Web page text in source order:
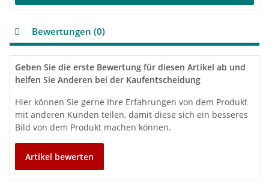
Permanentmagnetmotortechnologie
Kataphoresebeschichtung für höchste
Korrosionsbeständigkeit und Langlebigkeit
AutoAdapt-Funktion findet die optimale
Einstellung durch selbstadaptierende Kennlinie
Weitere Regelungs-/Einstellungsarten:
Konstantdruckregelung, 3 feste Drehzahlen
Erfüllt die Anforderungen der EnEV Paragraph 14
Absatz 3
Automatische Nachtabsenkung zur weiteren
Energieeinsparung
Integriertes LED-Display mit wahlweiser Anzeige
Bewertungen (0)
Geben Sie die erste Bewertung für diesen Artikel ab und
helfen Sie Anderen bei der Kaufentscheidung
Hier können Sie gerne Ihre Erfahrungen von dem Produkt
mit anderen Kunden teilen, damit diese sich ein besseres
Bild von dem Produkt machen können.
Artikel bewerten